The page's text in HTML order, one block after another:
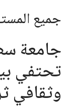
جميع
تحتفي
وثقافي